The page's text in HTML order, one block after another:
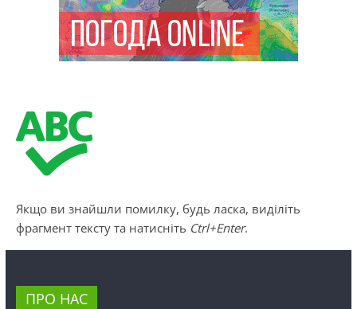
Якщо ви знайшли помилку, будь ласка, виділіть
фрагмент тексту та натисніть Ctrl+Enter.
ПРО НАС